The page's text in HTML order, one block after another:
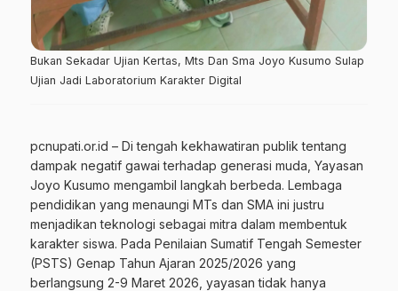
Bukan Sekadar Ujian Kertas, Mts Dan Sma Joyo Kusumo Sulap
Ujian Jadi Laboratorium Karakter Digital
pcnupati.or.id – Di tengah kekhawatiran publik tentang
dampak negatif gawai terhadap generasi muda, Yayasan
Joyo Kusumo mengambil langkah berbeda. Lembaga
pendidikan yang menaungi MTs dan SMA ini justru
menjadikan teknologi sebagai mitra dalam membentuk
karakter siswa. Pada Penilaian Sumatif Tengah Semester
(PSTS) Genap Tahun Ajaran 2025/2026 yang
berlangsung 2-9 Maret 2026, yayasan tidak hanya